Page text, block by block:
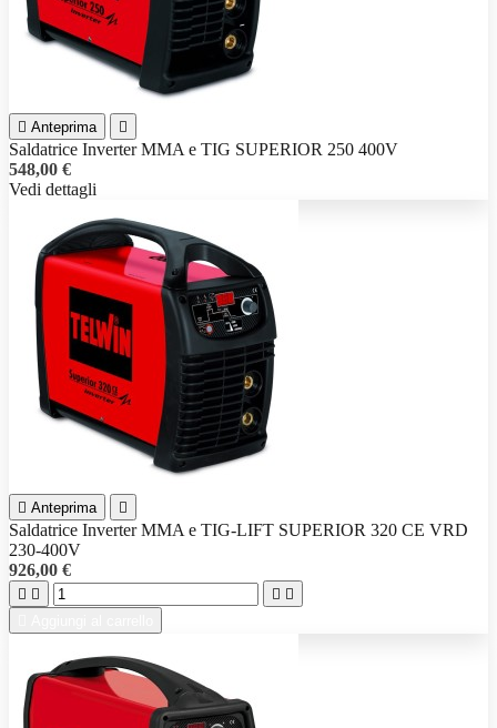
 Anteprima 
Saldatrice Inverter MMA e TIG SUPERIOR 250 400V
548,00 €
Vedi dettagli
 Anteprima 
Saldatrice Inverter MMA e TIG-LIFT SUPERIOR 320 CE VRD
230-400V
926,00 €
   